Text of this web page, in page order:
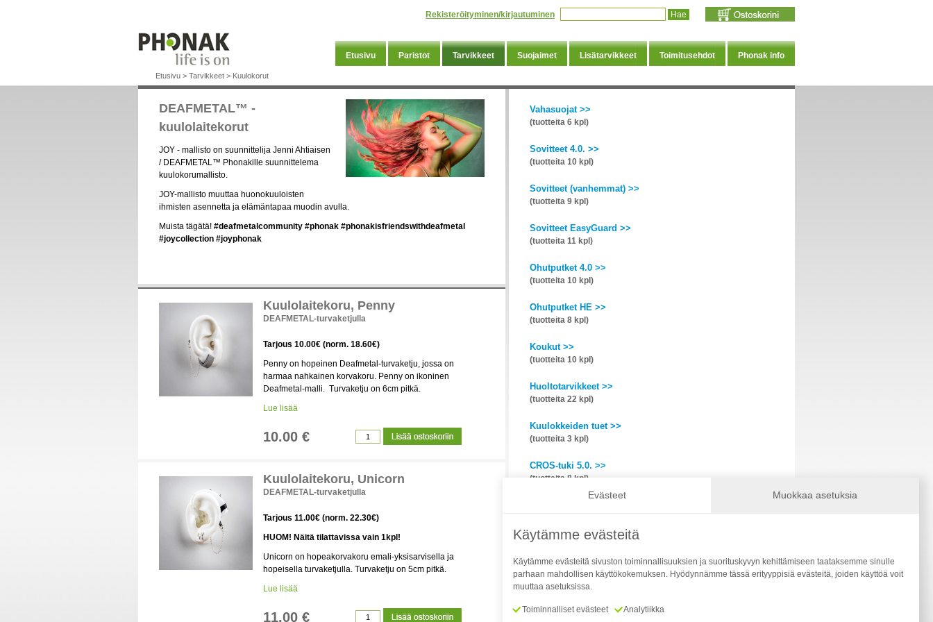
Evästeet Muokkaa asetuksia
Käytämme evästeitä
Käytämme evästeitä sivuston toiminnallisuuksien ja suorituskyvyn kehittämiseen taataksemme sinulle
parhaan mahdollisen käyttökokemuksen. Hyödynnämme tässä erityyppisiä evästeitä, joiden käyttöä voit
muuttaa asetuksissa.
Toiminnalliset evästeet Analytiikka
Rekisteröityminen/kirjautuminen
Etusivu Paristot Tarvikkeet Suojaimet Lisätarvikkeet Toimitusehdot Phonak info
Etusivu > Tarvikkeet > Kuulokorut
DEAFMETAL™ -
kuulolaitekorut
JOY - mallisto on suunnittelija Jenni Ahtiaisen
/ DEAFMETAL™ Phonakille suunnittelema
kuulokorumallisto.
JOY-mallisto muuttaa huonokuuloisten
ihmisten asennetta ja elämäntapaa muodin avulla.
Muista tägätä! #deafmetalcommunity #phonak #phonakisfriendswithdeafmetal
#joycollection #joyphonak
Kuulolaitekoru, Penny
DEAFMETAL-turvaketjulla
Tarjous 10.00€ (norm. 18.60€)
Penny on hopeinen Deafmetal-turvaketju, jossa on
harmaa nahkainen korvakoru. Penny on ikoninen
Deafmetal-malli. Turvaketju on 6cm pitkä.
Lue lisää
10.00 €
Kuulolaitekoru, Unicorn
DEAFMETAL-turvaketjulla
Tarjous 11.00€ (norm. 22.30€)
HUOM! Näitä tilattavissa vain 1kpl!
Unicorn on hopeakorvakoru emali-yksisarvisella ja
hopeisella turvaketjulla. Turvaketju on 5cm pitkä.
Lue lisää
11.00 €
Vahasuojat >>
(tuotteita 6 kpl)
Sovitteet 4.0. >>
(tuotteita 10 kpl)
Sovitteet (vanhemmat) >>
(tuotteita 9 kpl)
Sovitteet EasyGuard >>
(tuotteita 11 kpl)
Ohutputket 4.0 >>
(tuotteita 10 kpl)
Ohutputket HE >>
(tuotteita 8 kpl)
Koukut >>
(tuotteita 10 kpl)
Huoltotarvikkeet >>
(tuotteita 22 kpl)
Kuulokkeiden tuet >>
(tuotteita 3 kpl)
CROS-tuki 5.0. >>
(tuotteita 8 kpl)
Mikrofonisuodattimet >>
(tuotteita 2 kpl)
Kuulokorut >>